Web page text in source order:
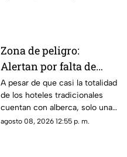
Zona de peligro:
Alertan por falta de
medidas de seguridad
en albercas de hoteles
tradicionales
A pesar de que casi la totalidad
de los hoteles tradicionales
cuentan con alberca, solo una
mínima parte dispone de
agosto 08, 2026 12:55 p. m.